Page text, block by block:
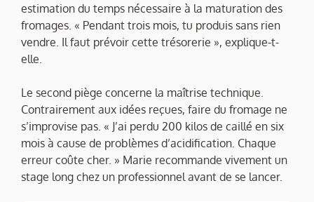
estimation du temps nécessaire à la maturation des
fromages. « Pendant trois mois, tu produis sans rien
vendre. Il faut prévoir cette trésorerie », explique-t-
elle.
Le second piège concerne la maîtrise technique.
Contrairement aux idées reçues, faire du fromage ne
s’improvise pas. « J’ai perdu 200 kilos de caillé en six
mois à cause de problèmes d’acidification. Chaque
erreur coûte cher. » Marie recommande vivement un
stage long chez un professionnel avant de se lancer.